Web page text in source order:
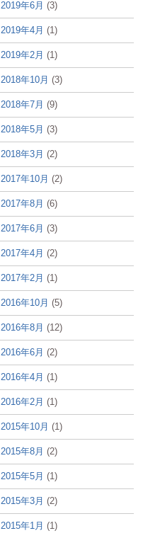
2019年6月 (3)
2019年4月 (1)
2019年2月 (1)
2018年10月 (3)
2018年7月 (9)
2018年5月 (3)
2018年3月 (2)
2017年10月 (2)
2017年8月 (6)
2017年6月 (3)
2017年4月 (2)
2017年2月 (1)
2016年10月 (5)
2016年8月 (12)
2016年6月 (2)
2016年4月 (1)
2016年2月 (1)
2015年10月 (1)
2015年8月 (2)
2015年5月 (1)
2015年3月 (2)
2015年1月 (1)